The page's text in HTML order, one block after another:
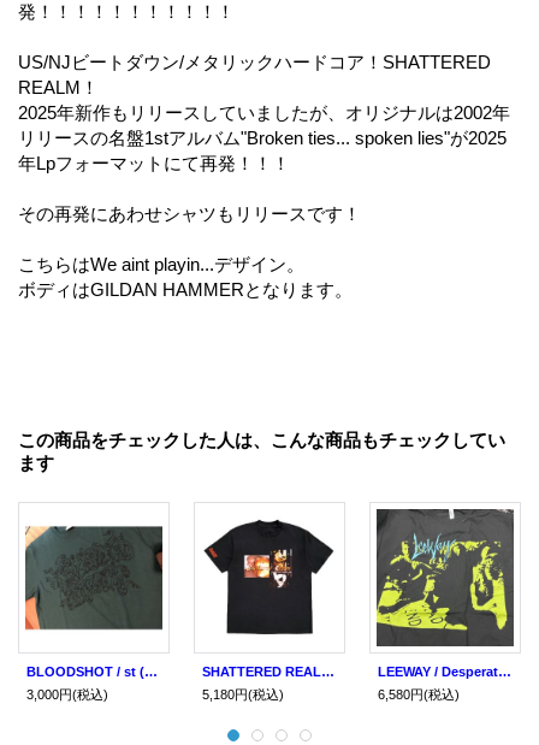
発！！！！！！！！！！！
US/NJビートダウン/メタリックハードコア！SHATTERED
REALM！
2025年新作もリリースしていましたが、オリジナルは2002年
リリースの名盤1stアルバム"Broken ties... spoken lies"が2025
年Lpフォーマットにて再発！！！
その再発にあわせシャツもリリースです！
こちらはWe aint playin...デザイン。
ボディはGILDAN HAMMERとなります。
この商品をチェックした人は、こんな商品もチェックしてい
ます
BLOODSHOT / st (t-shirt)
3,000円(税込)
SHATTERED REALM / Broken ties... (t-shirt) Daze
5,180円(税込)
LEEWAY / Desperate measures (t-shirt)
6,580円(税込)